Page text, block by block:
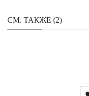
СМ. ТАКЖЕ (2)